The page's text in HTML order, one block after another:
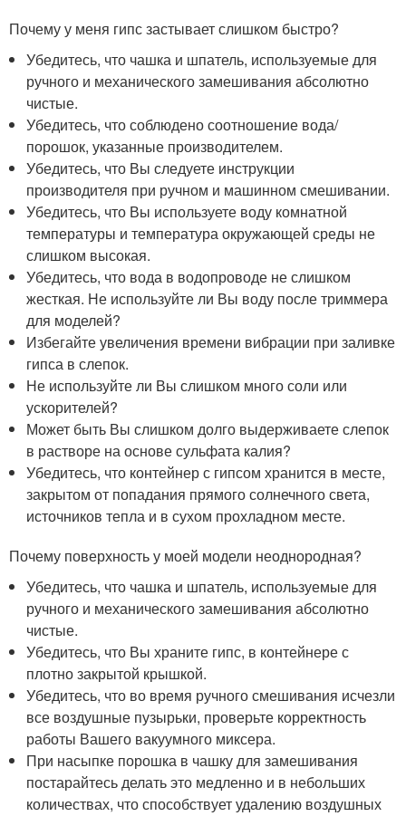
Почему у меня гипс застывает слишком быстро?
Убедитесь, что чашка и шпатель, используемые для
ручного и механического замешивания абсолютно
чистые.
Убедитесь, что соблюдено соотношение вода/
порошок, указанные производителем.
Убедитесь, что Вы следуете инструкции
производителя при ручном и машинном смешивании.
Убедитесь, что Вы используете воду комнатной
температуры и температура окружающей среды не
слишком высокая.
Убедитесь, что вода в водопроводе не слишком
жесткая. Не используйте ли Вы воду после триммера
для моделей?
Избегайте увеличения времени вибрации при заливке
гипса в слепок.
Не используйте ли Вы слишком много соли или
ускорителей?
Может быть Вы слишком долго выдерживаете слепок
в растворе на основе сульфата калия?
Убедитесь, что контейнер с гипсом хранится в месте,
закрытом от попадания прямого солнечного света,
источников тепла и в сухом прохладном месте.
Почему поверхность у моей модели неоднородная?
Убедитесь, что чашка и шпатель, используемые для
ручного и механического замешивания абсолютно
чистые.
Убедитесь, что Вы храните гипс, в контейнере с
плотно закрытой крышкой.
Убедитесь, что во время ручного смешивания исчезли
все воздушные пузырьки, проверьте корректность
работы Вашего вакуумного миксера.
При насыпке порошка в чашку для замешивания
постарайтесь делать это медленно и в небольших
количествах, что способствует удалению воздушных